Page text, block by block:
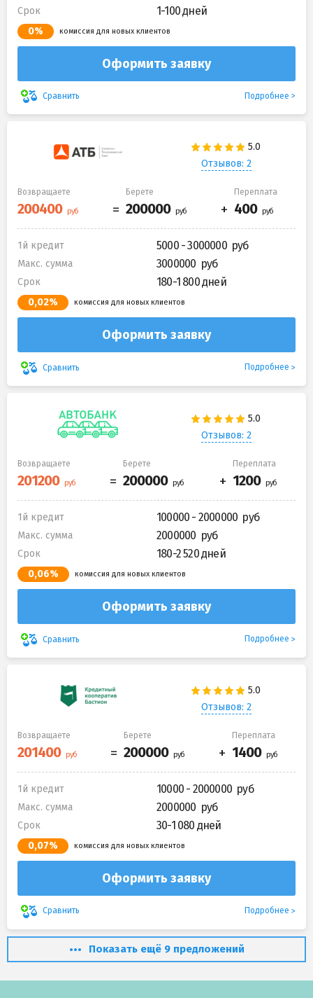
Срок 1-100 дней
0% комиссия для новых клиентов
Оформить заявку
Сравнить Подробнее
Отзывов: 2
Возвращаете Берете Переплата
1й кредит 5000 - 3000000
Макс. сумма 3000000
Срок 180-1 800 дней
0,02% комиссия для новых клиентов
Оформить заявку
Сравнить Подробнее
Отзывов: 2
Возвращаете Берете Переплата
1й кредит 100000 - 2000000
Макс. сумма 2000000
Срок 180-2 520 дней
0,06% комиссия для новых клиентов
Оформить заявку
Сравнить Подробнее
Отзывов: 2
Возвращаете Берете Переплата
1й кредит 10000 - 2000000
Макс. сумма 2000000
Срок 30-1 080 дней
0,07% комиссия для новых клиентов
Оформить заявку
Сравнить Подробнее
Показать ещё 9 предложений